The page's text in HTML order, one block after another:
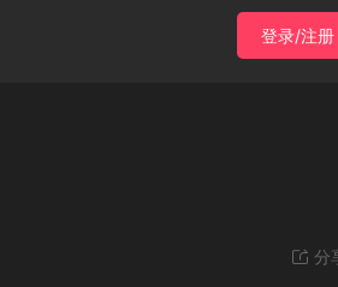
登录/注册
分